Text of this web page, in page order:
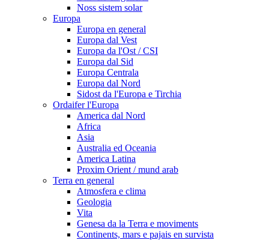
Noss sistem solar
Europa
Europa en general
Europa dal Vest
Europa da l'Ost / CSI
Europa dal Sid
Europa Centrala
Europa dal Nord
Sidost da l'Europa e Tirchia
Ordaifer l'Europa
America dal Nord
Africa
Asia
Australia ed Oceania
America Latina
Proxim Orient / mund arab
Terra en general
Atmosfera e clima
Geologia
Vita
Genesa da la Terra e moviments
Continents, mars e pajais en survista